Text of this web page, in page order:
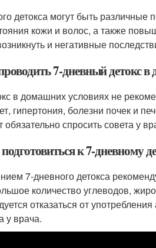
детокса могут быть
кожи и волос, а также
и негативные
7-дневный детокс
в домашних условиях не
гипертония, болезни почек и
обязательно спросить совета у
к 7-дневному
7-дневного детокса
количество углеводов,
отказаться от
у врача.